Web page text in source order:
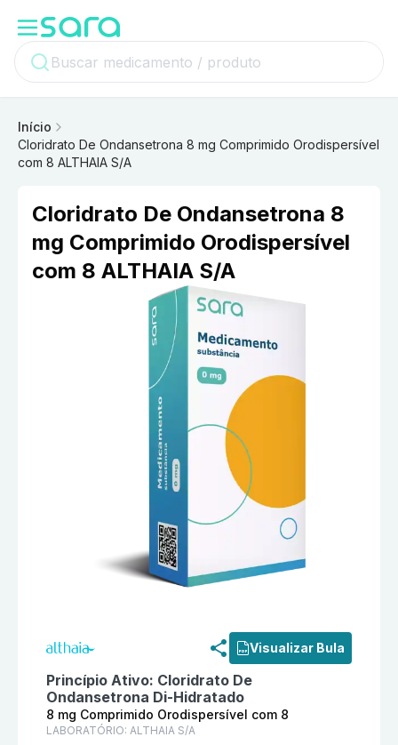
Início
Cloridrato De Ondansetrona 8 mg Comprimido Orodispersível
com 8 ALTHAIA S/A
Cloridrato De Ondansetrona 8
mg Comprimido Orodispersível
com 8 ALTHAIA S/A
Visualizar Bula
Princípio Ativo: Cloridrato De
Ondansetrona Di-Hidratado
8 mg Comprimido Orodispersível com 8
LABORATÓRIO: ALTHAIA S/A